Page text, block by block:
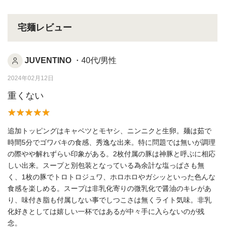
宅麺レビュー
JUVENTINO ・40代/男性
2024年02月12日
重くない
追加トッピングはキャベツとモヤシ、ニンニクと生卵。麺は茹で
時間5分でゴワバキの食感、秀逸な出来。特に問題では無いが調理
の際やや解れずらい印象がある。2枚付属の豚は神豚と呼ぶに相応
しい出来。スープと別包装となっている為余計な塩っぱさも無
く、1枚の豚でトロトロジュワ、ホロホロやガシッといった色んな
食感を楽しめる。スープは非乳化寄りの微乳化で醤油のキレがあ
り、味付き脂も付属しない事でしつこさは無くライト気味。非乳
化好きとしては嬉しい一杯ではあるが中々手に入らないのが残
念。